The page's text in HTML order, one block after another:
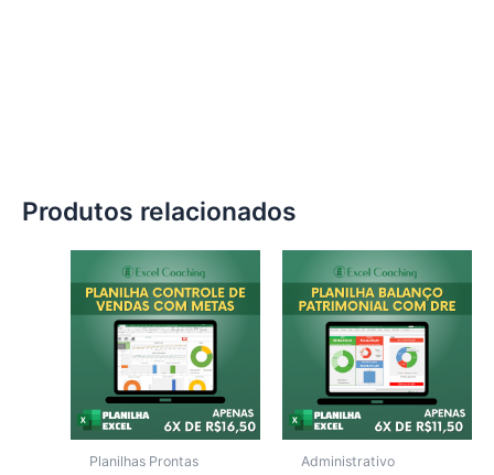
Produtos relacionados
Planilhas Prontas Administrativo